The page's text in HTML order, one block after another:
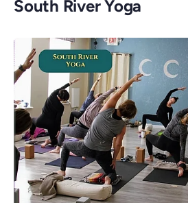
South River Yoga